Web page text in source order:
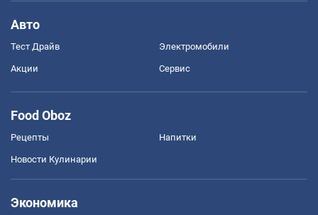
Авто
Тест Драйв Электромобили
Акции Сервис
Food Oboz
Рецепты Напитки
Новости Кулинарии
Экономика